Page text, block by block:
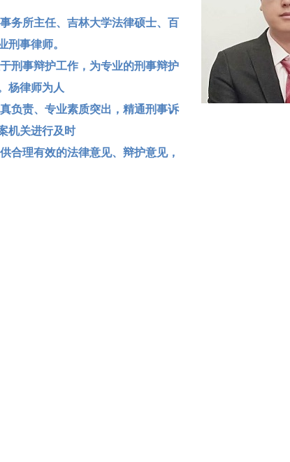
务所主任、 吉林大学法律硕士、百
刑事律师。
刑事辩护工作，为专业的刑事辩护
杨律师为人
负责、 专业素质突出，精通刑事诉
机关进行及时
合理有效的法律意见、 辩护意见，